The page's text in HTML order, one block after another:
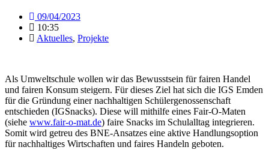
09/04/2023
10:35
Aktuelles, Projekte
Als Umweltschule wollen wir das Bewusstsein für fairen Handel
und fairen Konsum steigern. Für dieses Ziel hat sich die IGS Emden
für die Gründung einer nachhaltigen Schülergenossenschaft
entschieden (IGSnacks). Diese will mithilfe eines Fair-O-Maten
(siehe www.fair-o-mat.de) faire Snacks im Schulalltag integrieren.
Somit wird getreu des BNE-Ansatzes eine aktive Handlungsoption
für nachhaltiges Wirtschaften und faires Handeln geboten.